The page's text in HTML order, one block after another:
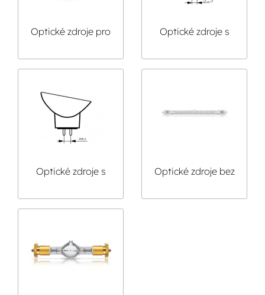
Optické zdroje pro
Optické zdroje s
Optické zdroje s
Optické zdroje bez
dvoupaticové